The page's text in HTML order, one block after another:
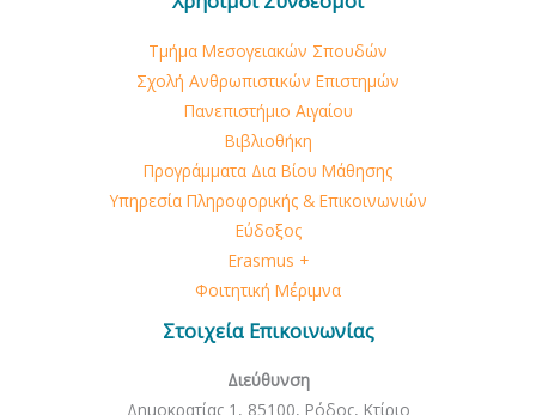
Τμήμα Μεσογειακών Σπουδών
Σχολή Ανθρωπιστικών Επιστημών
Πανεπιστήμιο Αιγαίου
Βιβλιοθήκη
Προγράμματα Δια Βίου Μάθησης
Υπηρεσία Πληροφορικής & Επικοινωνιών
Εύδοξος
Erasmus +
Φοιτητική Μέριμνα
Στοιχεία Επικοινωνίας
Διεύθυνση
Δημοκρατίας 1, 85100, Ρόδος, Κτίριο